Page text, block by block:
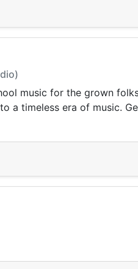
music for the grown
a timeless era of music.